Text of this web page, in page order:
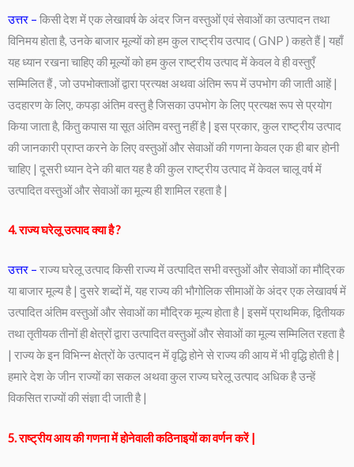
उत्तर – किसी देश में एक लेखावर्ष के अंदर जिन वस्तुओं एवं सेवाओं का उत्पादन तथा
विनिमय होता है, उनके बाजार मूल्यों को हम कुल राष्ट्रीय उत्पाद ( GNP ) कहते हैं | यहाँ
यह ध्यान रखना चाहिए की मूल्यों को हम कुल राष्ट्रीय उत्पाद में केवल वे ही वस्तुएँ
सम्मिलित हैं , जो उपभोक्ताओं द्वारा प्रत्यक्ष अथवा अंतिम रूप में उपभोग की जाती आहें |
उदहारण के लिए, कपड़ा अंतिम वस्तु है जिसका उपभोग के लिए प्रत्यक्ष रूप से प्रयोग
किया जाता है, किंतु कपास या सूत अंतिम वस्तु नहीं है | इस प्रकार, कुल राष्ट्रीय उत्पाद
की जानकारी प्राप्त करने के लिए वस्तुओं और सेवाओं की गणना केवल एक ही बार होनी
चाहिए | दूसरी ध्यान देने की बात यह है की कुल राष्ट्रीय उत्पाद में केवल चालू वर्ष में
उत्पादित वस्तुओं और सेवाओं का मूल्य ही शामिल रहता है |
4. राज्य घरेलू उत्पाद क्या है ?
उत्तर – राज्य घरेलू उत्पाद किसी राज्य में उत्पादित सभी वस्तुओं और सेवाओं का मौद्रिक
या बाजार मूल्य है | दुसरे शब्दों में, यह राज्य की भौगोलिक सीमाओं के अंदर एक लेखावर्ष में
उत्पादित अंतिम वस्तुओं और सेवाओं का मौद्रिक मूल्य होता है | इसमें प्राथमिक, द्वितीयक
तथा तृतीयक तीनों ही क्षेत्रों द्वारा उत्पादित वस्तुओं और सेवाओं का मूल्य सम्मिलित रहता है
| राज्य के इन विभिन्न क्षेत्रों के उत्पादन में वृद्धि होने से राज्य की आय में भी वृद्धि होती है |
हमारे देश के जीन राज्यों का सकल अथवा कुल राज्य घरेलू उत्पाद अधिक है उन्हें
विकसित राज्यों की संज्ञा दी जाती है |
5. राष्ट्रीय आय की गणना में होनेवाली कठिनाइयों का वर्णन करें |